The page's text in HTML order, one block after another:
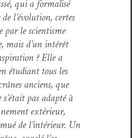
qui a for­mal­isé
l’évolution, certes
par le sci­en­tisme
mais d’un intérêt
? Elle a
étu­di­ant tous les
anciens, que
s’était pas adap­té à
extérieur,
de l’intérieur. Un